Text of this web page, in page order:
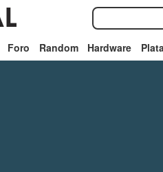
Foro Random Hardware